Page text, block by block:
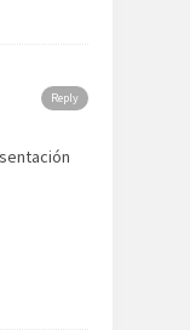
Reply